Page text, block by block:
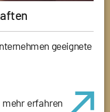
geeignete
mehr erfahren